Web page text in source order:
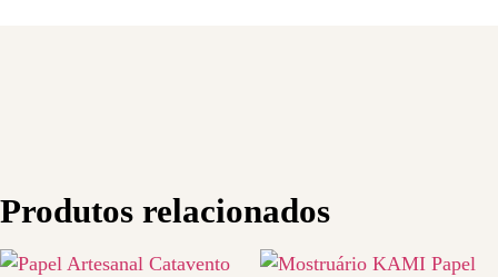
Produtos relacionados